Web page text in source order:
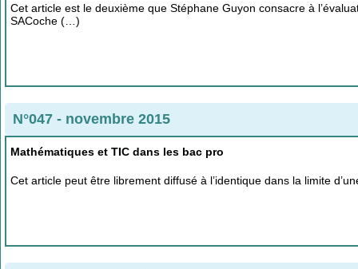
Cet article est le deuxième que Stéphane Guyon consacre à
SACoche (…)
N°047 - novembre 2015
Mathématiques et TIC dans les bac pro
Cet article peut être librement diffusé à l’identique dans la limite